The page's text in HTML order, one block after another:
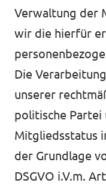
Verwaltung der
wir die hierfür
Die
unserer
politische Partei
Mitgliedsstatus
der Grundlage
DSGVO i.V.m.